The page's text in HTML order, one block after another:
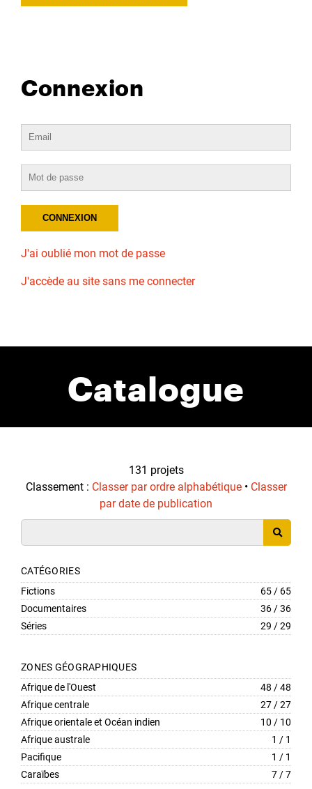
Connexion
J'ai oublié mon mot de passe
J'accède au site sans me connecter
Catalogue
131 projets
Classement : Classer par ordre alphabétique• Classer
par date de publication
CATÉGORIES
Fictions
65 / 65
Documentaires
36 / 36
Séries
29 / 29
ZONES GÉOGRAPHIQUES
Afrique de l'Ouest
48 / 48
Afrique centrale
27 / 27
Afrique orientale et Océan indien
10 / 10
Afrique australe
1 / 1
Pacifique
1 / 1
Caraïbes
7 / 7